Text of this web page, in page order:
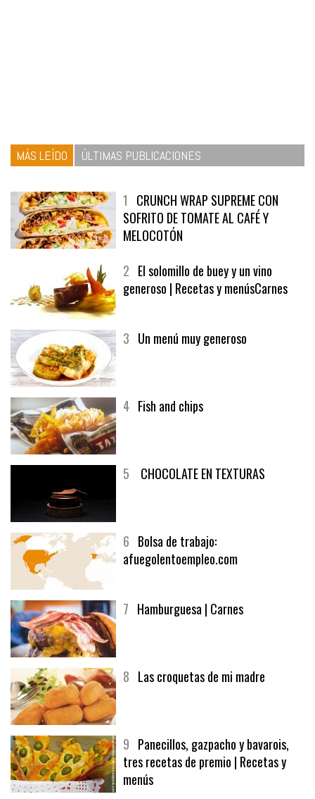
MÁS LEÍDO ÚLTIMAS PUBLICACIONES
1 CRUNCH WRAP SUPREME CON
SOFRITO DE TOMATE AL CAFÉ Y
MELOCOTÓN
2 El solomillo de buey y un vino
generoso | Recetas y menúsCarnes
3 Un menú muy generoso
4 Fish and chips
5 CHOCOLATE EN TEXTURAS
6 Bolsa de trabajo:
afuegolentoempleo.com
7 Hamburguesa | Carnes
8 Las croquetas de mi madre
9 Panecillos, gazpacho y bavarois,
tres recetas de premio | Recetas y
menús